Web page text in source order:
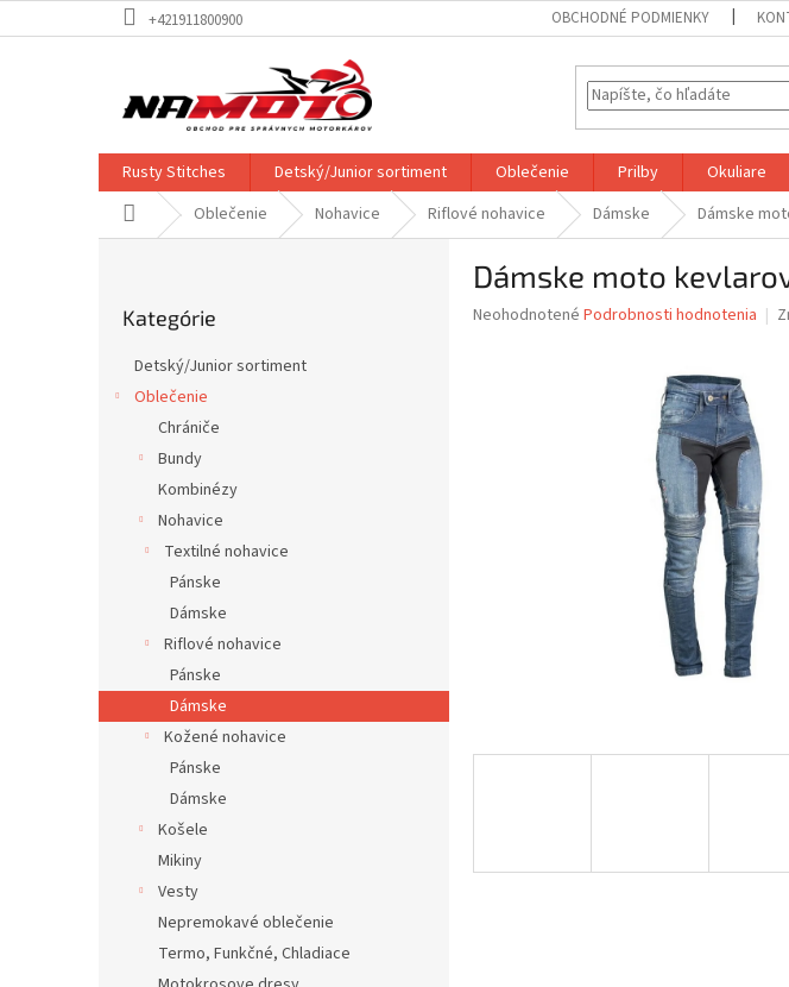
na
+421911800900 OBCHODNÉ PODMIENKY
Rusty Stitches Detský/Junior sortiment Oblečenie Prilby Okuliare
Domov Oblečenie Nohavice Riflové nohavice Dámske Dámske
kategórie
Kategórie
Detský/Junior sortiment
Oblečenie
Chrániče
Bundy
Kombinézy
Nohavice
Textilné nohavice
Pánske
Dámske
Riflové nohavice
Pánske
Dámske
Kožené nohavice
Pánske
Dámske
Košele
Mikiny
Vesty
Nepremokavé oblečenie
Termo, Funkčné, Chladiace
Dámske moto
Priemerné
Neohodnotené Podrobnosti hodnotenia